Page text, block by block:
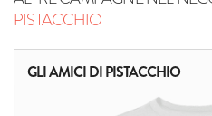
PISTACCHIO
GLI AMICI DI PISTACCHIO